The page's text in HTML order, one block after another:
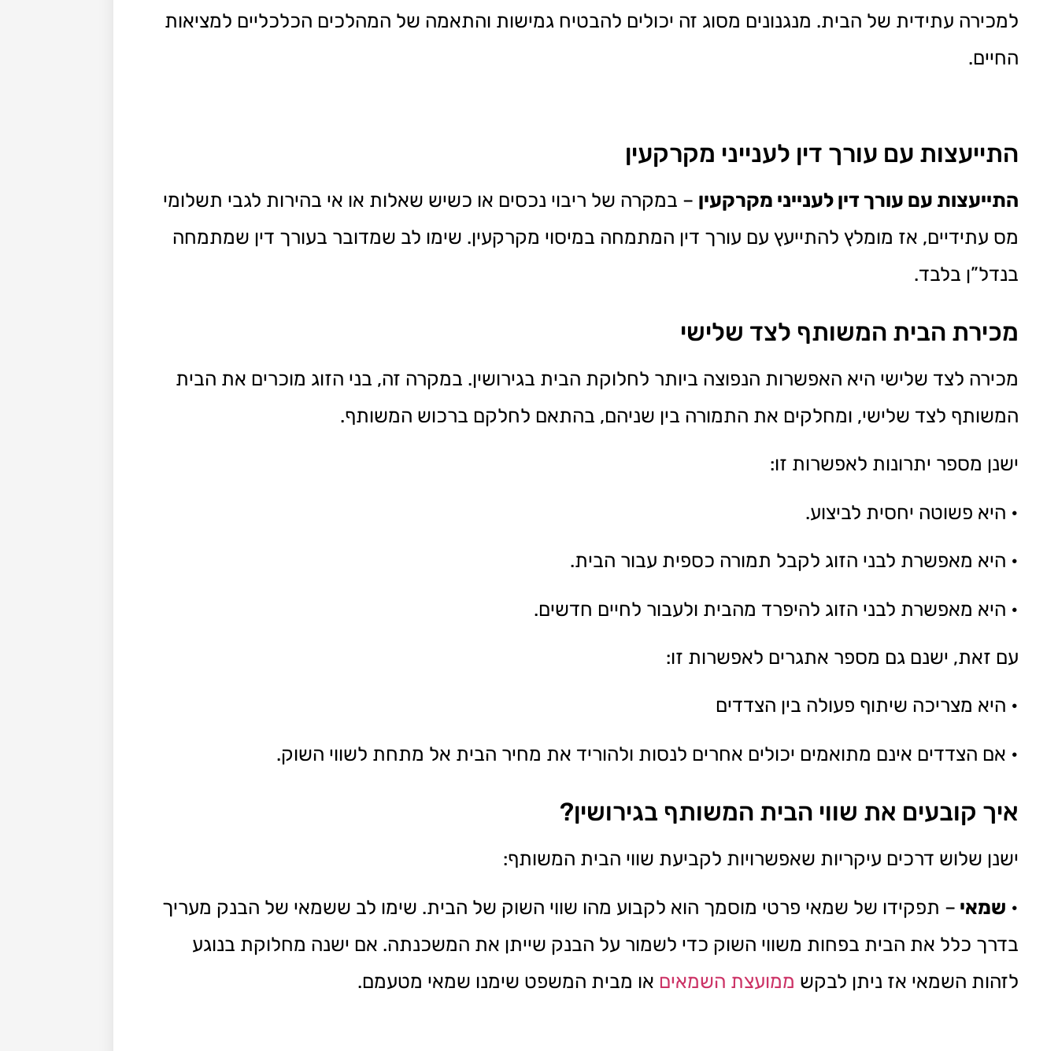
למכירה עתידית של הבית. מנגנונים מסוג זה יכולים להבטיח גמישות והתאמה של המהלכים הכלכליים למציאות
החיים.
התייעצות עם עורך דין לענייני מקרקעין
התייעצות עם עורך דין לענייני מקרקעין – במקרה של ריבוי נכסים או כשיש שאלות או אי בהירות לגבי תשלומי
מס עתידיים, אז מומלץ להתייעץ עם עורך דין המתמחה במיסוי מקרקעין. שימו לב שמדובר בעורך דין שמתמחה
בנדל”ן בלבד.
מכירת הבית המשותף לצד שלישי
מכירה לצד שלישי היא האפשרות הנפוצה ביותר לחלוקת הבית בגירושין. במקרה זה, בני הזוג מוכרים את הבית
המשותף לצד שלישי, ומחלקים את התמורה בין שניהם, בהתאם לחלקם ברכוש המשותף.
ישנן מספר יתרונות לאפשרות זו:
• היא פשוטה יחסית לביצוע.
• היא מאפשרת לבני הזוג לקבל תמורה כספית עבור הבית.
• היא מאפשרת לבני הזוג להיפרד מהבית ולעבור לחיים חדשים.
עם זאת, ישנם גם מספר אתגרים לאפשרות זו:
• היא מצריכה שיתוף פעולה בין הצדדים
• אם הצדדים אינם מתואמים יכולים אחרים לנסות ולהוריד את מחיר הבית אל מתחת לשווי השוק.
איך קובעים את שווי הבית המשותף בגירושין?
ישנן שלוש דרכים עיקריות שאפשרויות לקביעת שווי הבית המשותף:
• שמאי – תפקידו של שמאי פרטי מוסמך הוא לקבוע מהו שווי השוק של הבית. שימו לב ששמאי של הבנק מעריך
בדרך כלל את הבית בפחות משווי השוק כדי לשמור על הבנק שייתן את המשכנתה. אם ישנה מחלוקת בנוגע
לזהות השמאי אז ניתן לבקש ממועצת השמאים או מבית המשפט שימנו שמאי מטעמם.